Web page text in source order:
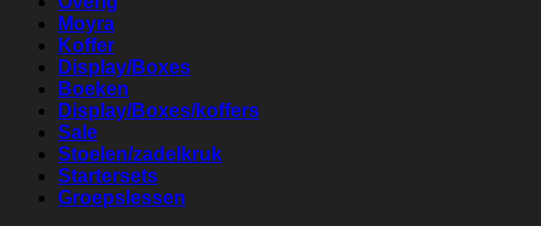
Moyra
Koffer
Display/Boxes
Boeken
Display/Boxes/koffers
Sale
Stoelen/zadelkruk
Startersets
Groepslessen